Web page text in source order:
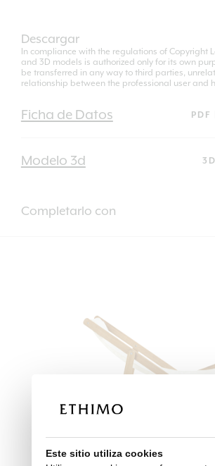
Descargar
In compliance with the regulations of Copyright
and 3D models is authorized only for its own
be transferred in any way to third parties,
relationship between the professional user and
Ficha de Datos PDF
Modelo 3d
Completarlo con
Este sitio utiliza cookies